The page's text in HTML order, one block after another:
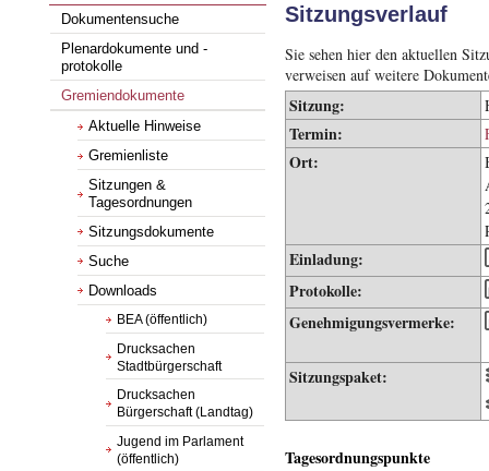
Dokumentensuche
Plenardokumente und -
protokolle
Gremiendokumente
Aktuelle Hinweise
Gremienliste
Sitzungen &
Tagesordnungen
Sitzungsdokumente
Suche
Downloads
BEA (öffentlich)
Drucksachen
Stadtbürgerschaft
Drucksachen
Bürgerschaft (Landtag)
Jugend im Parlament
(öffentlich)
Sitzungsverlauf
Sie sehen hier den aktuellen
verweisen auf weitere
Sitzung:
Termin:
Ort:
Einladung:
Protokolle:
Genehmigungsvermerke:
Sitzungspaket:
Tagesordnungspunkte